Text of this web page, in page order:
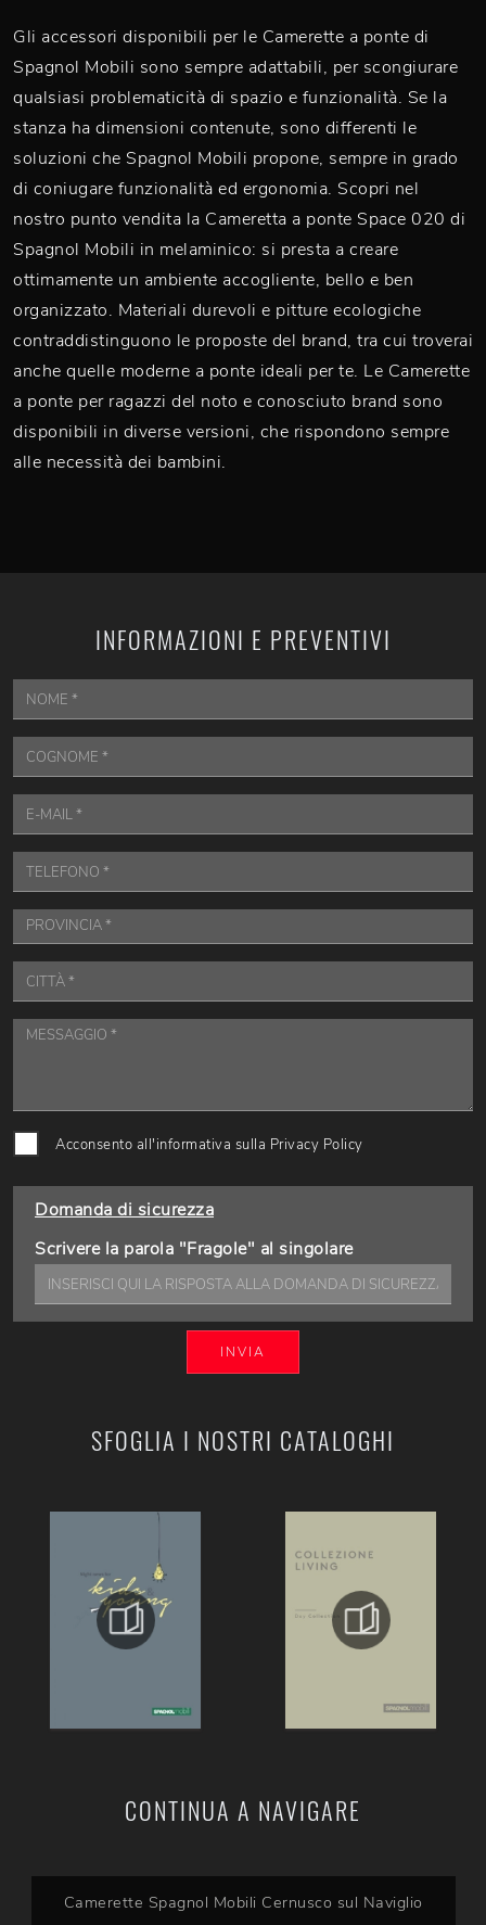
Gli accessori disponibili per le Camerette a ponte di
Spagnol Mobili sono sempre adattabili, per scongiurare
qualsiasi problematicità di spazio e funzionalità. Se la
stanza ha dimensioni contenute, sono differenti le
soluzioni che Spagnol Mobili propone, sempre in grado
di coniugare funzionalità ed ergonomia. Scopri nel
nostro punto vendita la Cameretta a ponte Space 020 di
Spagnol Mobili in melaminico: si presta a creare
ottimamente un ambiente accogliente, bello e ben
organizzato. Materiali durevoli e pitture ecologiche
contraddistinguono le proposte del brand, tra cui troverai
anche quelle moderne a ponte ideali per te. Le Camerette
a ponte per ragazzi del noto e conosciuto brand sono
disponibili in diverse versioni, che rispondono sempre
alle necessità dei bambini.
SFOGLIA I NOSTRI CATALOGHI
CONTINUA A NAVIGARE
Camerette Spagnol Mobili Cernusco sul Naviglio
INFORMAZIONI E PREVENTIVI
Acconsento all'informativa sulla Privacy Policy
Domanda di sicurezza
Scrivere la parola "Fragole" al singolare
INVIA